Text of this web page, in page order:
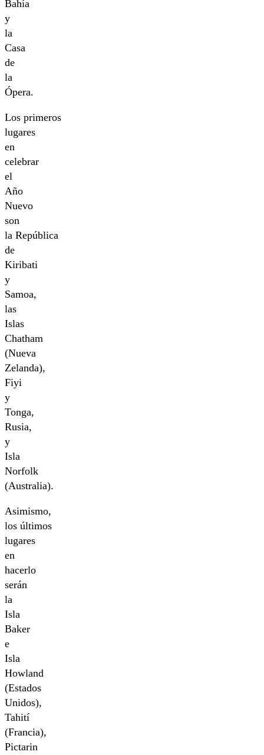
Bahía
y
la
Casa
de
la
Ópera.
Los primeros
lugares
en
celebrar
el
Año
Nuevo
son
la República
de
Kiribati
y
Samoa,
las
Islas
Chatham
(Nueva
Zelanda),
Fiyi
y
Tonga,
Rusia,
y
Isla
Norfolk
(Australia).
Asimismo,
los últimos
lugares
en
hacerlo
serán
la
Isla
Baker
e
Isla
Howland
(Estados
Unidos),
Tahití
(Francia),
Pictarin